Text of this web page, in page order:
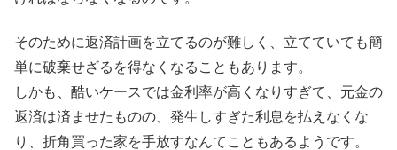
そのために返済計画を立てるのが難しく、立てていても簡
単に破棄せざるを得なくなることもあります。
しかも、酷いケースでは金利率が高くなりすぎて、元金の
返済は済ませたものの、発生しすぎた利息を払えなくな
り、折角買った家を手放すなんてこともあるようです。